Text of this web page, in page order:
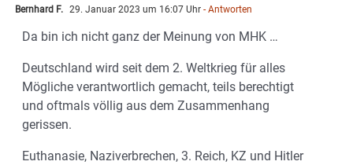
Bernhard F. 29. Januar 2023 um 16:07 Uhr - Antworten
Da bin ich nicht ganz der Meinung von MHK …
Deutschland wird seit dem 2. Weltkrieg für alles
Mögliche verantwortlich gemacht, teils berechtigt
und oftmals völlig aus dem Zusammenhang
gerissen.
Euthanasie, Naziverbrechen, 3. Reich, KZ und Hitler